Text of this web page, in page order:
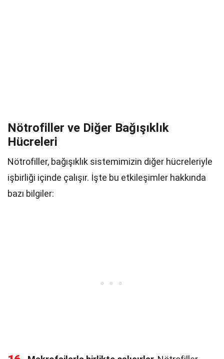
Nötrofiller ve Diğer Bağışıklık
Hücreleri
Nötrofiller, bağışıklık sistemimizin diğer hücreleriyle
işbirliği içinde çalışır. İşte bu etkileşimler hakkında
bazı bilgiler: